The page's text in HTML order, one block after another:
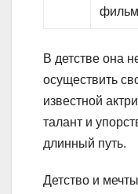
В детстве она
осуществить
известной
талант и
длинный путь.
Детство и